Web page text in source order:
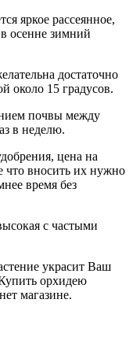
яркое рассеянное,
в осенне зимний
достаточно
около 15 градусов.
почвы между
в неделю.
цена на
что вносить их нужно
время без
с частыми
украсит Ваш
орхидею
магазине.